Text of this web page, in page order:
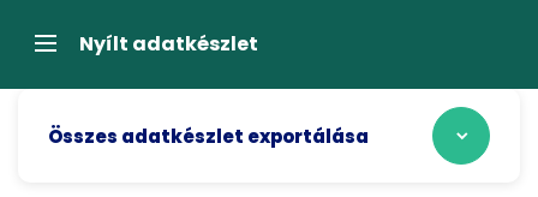
átugrásaNavigációNyílt adatkészlet
Összes adatkészlet exportálása